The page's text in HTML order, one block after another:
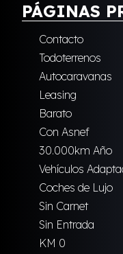
PÁGINAS
Contacto
Todoterrenos
Autocaravanas
Leasing
Barato
Con Asnef
30.000km Año
Vehículos
Coches de Lujo
Sin Carnet
Sin Entrada
KM 0